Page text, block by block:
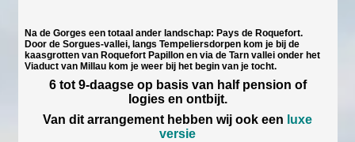
Na de Gorges een totaal ander landschap: Pays de Roquefort.
Door de Sorgues-vallei, langs Tempeliersdorpen kom je bij de
kaasgrotten van Roquefort Papillon en via de Tarn vallei onder het
Viaduct van Millau kom je weer bij het begin van je tocht.
6 tot 9-daagse op basis van half pension of
logies en ontbijt.
Van dit arrangement hebben wij ook een luxe
versie